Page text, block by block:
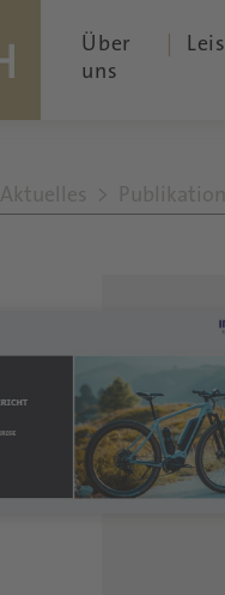
Über
uns
Aktuelles